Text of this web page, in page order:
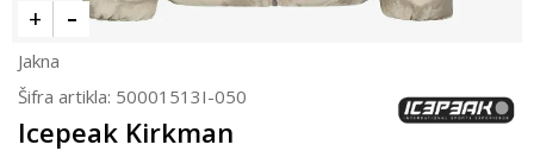
Jakna
Šifra artikla: 50001513I-050
Icepeak Kirkman